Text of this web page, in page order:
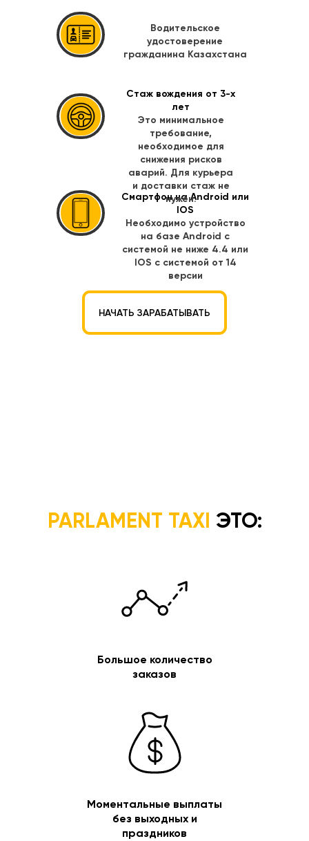
НАЧАТЬ ЗАРАБАТЫВАТЬ
Водительское
удостоверение
гражданина Казахстана
Смартфон на Android или
IOS
Необходимо устройство
на базе Android с
системой не ниже 4.4 или
IOS с системой от 14
версии
Стаж вождения от 3-х
лет
Это минимальное
требование,
необходимое для
снижения рисков
аварий. Для курьера
и доставки стаж не
нужен.
PARLAMENT TAXI ЭТО:
Большое количество
заказов
Моментальные выплаты
без выходных и
праздников